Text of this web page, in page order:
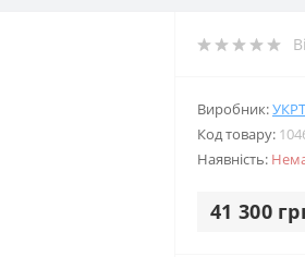
Виробник:
Код товару:
Наявність:
41 300